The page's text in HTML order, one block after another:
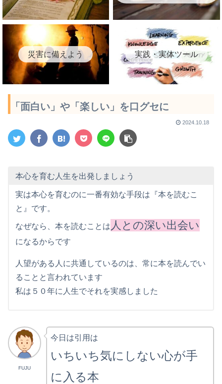
災害に備えよう 実践・実体ツール
「面白い」や「楽しい」を口グセに
2024.10.18
本心を育む人生を出発しましょう
実は本心を育むのに一番有効な手段は『本を読むこ
と』です。
なぜなら、本を読むことは 人との深い出会い
になるからです
人望がある人に共通しているのは、常に本を読んでい
ることと言われています
私は５０年に人生でそれを実感しました
FUJU
今日は引用は
いちいち気にしない心が手
に入る本